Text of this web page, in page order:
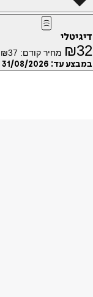
דיגיטלי
₪32 מחיר קודם: ₪37
במבצע עד: 31/08/2026